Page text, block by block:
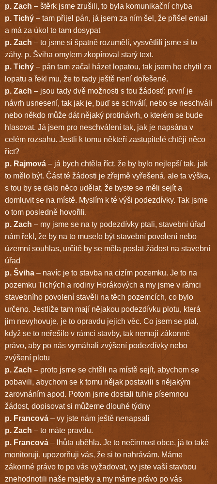
p. Zach – štěrk jsme zrušili, to byla komunikační chyba
p. Tichý – tam přijel pán, já jsem za ním šel, že přišel email
a má za úkol to tam dosypat
p. Zach – to jsme si špatně rozuměli, vysvětlili jsme si to
záhy, p. Šviha omylem zkopíroval starý text.
p. Tichý – pán tam začal házet lopatou, tak jsem ho chytil za
lopatu a řekl mu, že to tady ještě není dořešené.
p. Zach – jsou tady dvě možnosti s tou žádostí: první je
návrh usnesení, tak jak je, buď se schválí, nebo se neschválí
nebo někdo může dát nějaký protinávrh, o kterém se bude
hlasovat. Já jsem pro neschválení tak, jak je napsána v
celém rozsahu. Jestli k tomu někteří zastupitelé chtějí něco
říct?
p. Rajmová – já bych chtěla říct, že by bylo nejlepší tak, jak
to mělo být. Část té žádosti je zřejmě vyřešená, ale ta výška,
s tou by se dalo něco udělat, že byste se měli sejít a
domluvit se na místě. Myslím k té výši podezdívky. Tak jsme
o tom posledně hovořili.
p. Zach – my jsme se na ty podezdívky ptali, stavební úřad
nám řekl, že by na to muselo být stavební povolení nebo
územní souhlas, určitě by se měla poslat žádost na stavební
úřad
p. Šviha – navíc je to stavba na cizím pozemku. Je to na
pozemku Tichých a rodiny Horákových a my jsme v rámci
stavebního povolení stavěli na těch pozemcích, co bylo
určeno. Jestliže tam mají nějakou podezdívku plotu, která
jim nevyhovuje, je to opravdu jejich věc. Co jsem se ptal,
když se to neřešilo v rámci stavby, tak nemají zákonné
právo, aby po nás vymáhali zvýšení podezdívky nebo
zvýšení plotu
p. Zach – proto jsme se chtěli na místě sejít, abychom se
pobavili, abychom se k tomu nějak postavili s nějakým
zarovnáním apod. Potom jsme dostali tuhle písemnou
žádost, dopisovat si můžeme dlouhé týdny
p. Francová – vy jste nám ještě nenapsali
p. Zach – to máte pravdu.
p. Francová – lhůta uběhla. Je to nečinnost obce, já to také
monitoruji, upozorňuji vás, že si to nahrávám. Máme
zákonné právo to po vás vyžadovat, vy jste vaší stavbou
znehodnotili naše majetky a my máme právo po vás